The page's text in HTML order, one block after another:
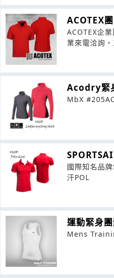
ACOTEX
ACOTEX企
業來電洽詢
Acodry緊
MbX
國際知名品
汗POL
運動緊身
Mens